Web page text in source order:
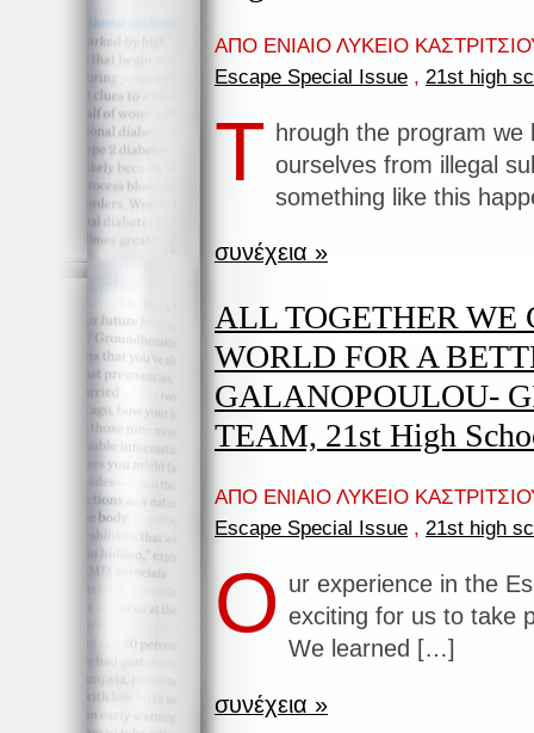
ΑΠΟ ΕΝΙΑΙΟ ΛΥΚΕΙΟ
Escape Special Issue , 21st high
T hrough the program
ourselves from illegal
something like this
συνέχεια »
ALL TOGETHER WE
WORLD FOR A
GALANOPOULOU-
TEAM, 21st High
ΑΠΟ ΕΝΙΑΙΟ ΛΥΚΕΙΟ
Escape Special Issue , 21st high
O ur experience in the
exciting for us to take
We learned […]
συνέχεια »